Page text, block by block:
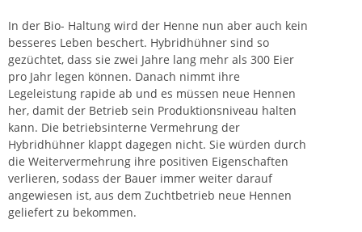
In der Bio- Haltung wird der Henne nun aber auch kein
besseres Leben beschert. Hybridhühner sind so
gezüchtet, dass sie zwei Jahre lang mehr als 300 Eier
pro Jahr legen können. Danach nimmt ihre
Legeleistung rapide ab und es müssen neue Hennen
her, damit der Betrieb sein Produktionsniveau halten
kann. Die betriebsinterne Vermehrung der
Hybridhühner klappt dagegen nicht. Sie würden durch
die Weitervermehrung ihre positiven Eigenschaften
verlieren, sodass der Bauer immer weiter darauf
angewiesen ist, aus dem Zuchtbetrieb neue Hennen
geliefert zu bekommen.